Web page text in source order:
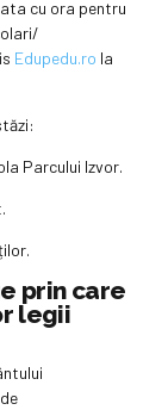
cu ora pentru
Edupedu.ro la
Parcului Izvor.
prin care
legii